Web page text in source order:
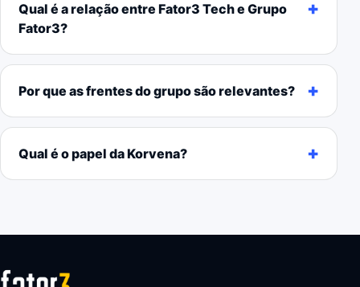
Qual é a relação entre Fator3 Tech e Grupo
Fator3?
Por que as frentes do grupo são relevantes?
Qual é o papel da Korvena?